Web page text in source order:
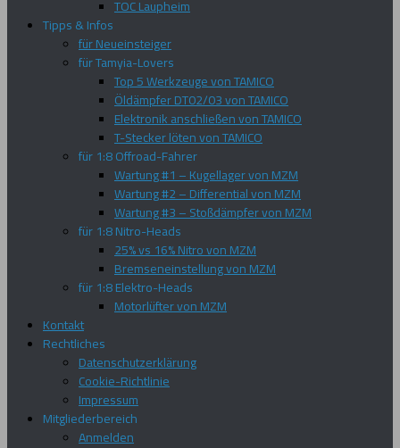
TOC Laupheim
Tipps & Infos
für Neueinsteiger
für Tamyia-Lovers
Top 5 Werkzeuge von TAMICO
Öldämpfer DT02/03 von TAMICO
Elektronik anschließen von TAMICO
T-Stecker löten von TAMICO
für 1:8 Offroad-Fahrer
Wartung #1 – Kugellager von MZM
Wartung #2 – Differential von MZM
Wartung #3 – Stoßdämpfer von MZM
für 1:8 Nitro-Heads
25% vs 16% Nitro von MZM
Bremseneinstellung von MZM
für 1:8 Elektro-Heads
Motorlüfter von MZM
Kontakt
Rechtliches
Datenschutzerklärung
Cookie-Richtlinie
Impressum
Mitgliederbereich
Anmelden